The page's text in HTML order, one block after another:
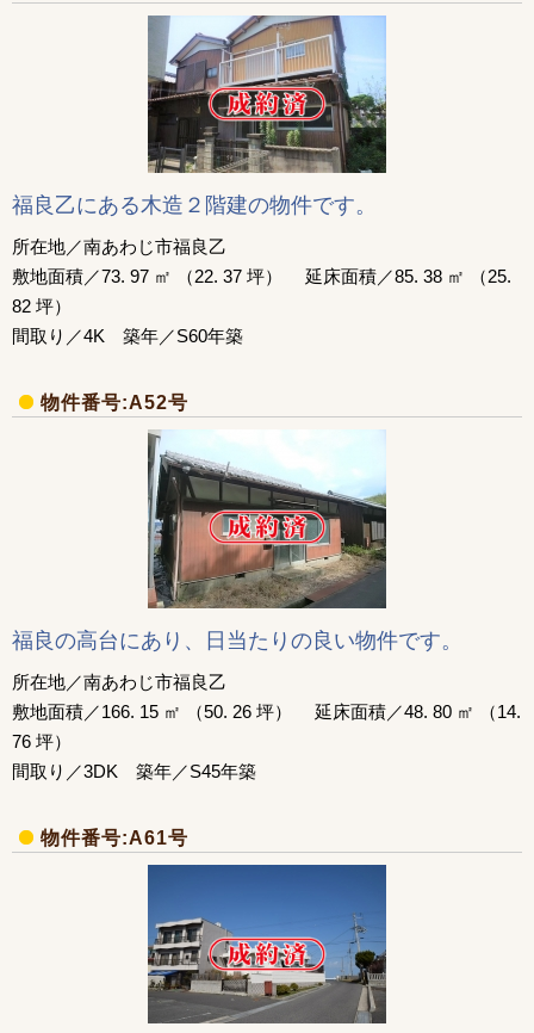
福良乙にある木造２階建の物件です。
所在地／南あわじ市福良乙
敷地面積／73. 97 ㎡ （22. 37 坪） 延床面積／85. 38 ㎡ （25.
82 坪）
間取り／4K 築年／S60年築
物件番号:A52号
福良の高台にあり、日当たりの良い物件です。
所在地／南あわじ市福良乙
敷地面積／166. 15 ㎡ （50. 26 坪） 延床面積／48. 80 ㎡ （14.
76 坪）
間取り／3DK 築年／S45年築
物件番号:A61号